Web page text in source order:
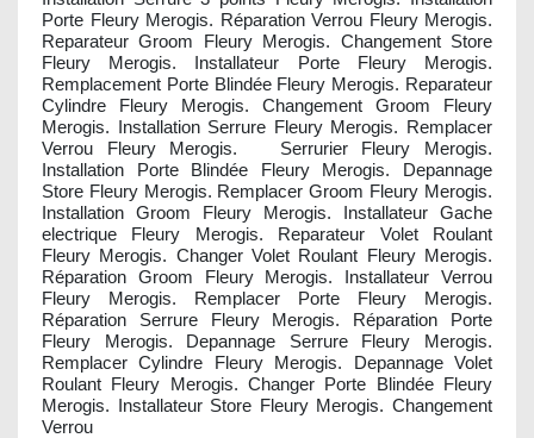
Porte Fleury Merogis. Réparation Verrou Fleury Merogis.
Reparateur Groom Fleury Merogis. Changement Store
Fleury Merogis. Installateur Porte Fleury Merogis.
Remplacement Porte Blindée Fleury Merogis. Reparateur
Cylindre Fleury Merogis. Changement Groom Fleury
Merogis. Installation Serrure Fleury Merogis. Remplacer
Verrou Fleury Merogis. Serrurier Fleury Merogis.
Installation Porte Blindée Fleury Merogis. Depannage
Store Fleury Merogis. Remplacer Groom Fleury Merogis.
Installation Groom Fleury Merogis. Installateur Gache
electrique Fleury Merogis. Reparateur Volet Roulant
Fleury Merogis. Changer Volet Roulant Fleury Merogis.
Réparation Groom Fleury Merogis. Installateur Verrou
Fleury Merogis. Remplacer Porte Fleury Merogis.
Réparation Serrure Fleury Merogis. Réparation Porte
Fleury Merogis. Depannage Serrure Fleury Merogis.
Remplacer Cylindre Fleury Merogis. Depannage Volet
Roulant Fleury Merogis. Changer Porte Blindée Fleury
Merogis. Installateur Store Fleury Merogis. Changement
Verrou